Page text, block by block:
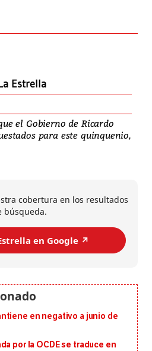
Estrella
el Gobierno de Ricardo
para este quinquenio,
cobertura en los resultados
búsqueda.
en Google ↗️
en negativo a junio de
por la OCDE se traduce en